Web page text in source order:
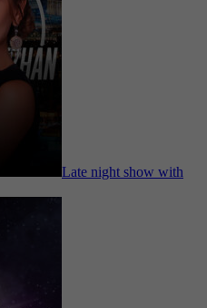
Late night show with